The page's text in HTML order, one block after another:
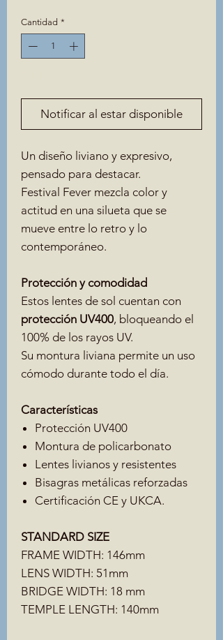
Cantidad *
Notificar al estar disponible
Un diseño liviano y expresivo,
pensado para destacar.
Festival Fever mezcla color y
actitud en una silueta que se
mueve entre lo retro y lo
contemporáneo.
Protección y comodidad
Estos lentes de sol cuentan con
protección UV400, bloqueando el
100% de los rayos UV.
Su montura liviana permite un uso
cómodo durante todo el día.
Características
Protección UV400
Montura de policarbonato
Lentes livianos y resistentes
Bisagras metálicas reforzadas
Certificación CE y UKCA.
STANDARD SIZE
FRAME WIDTH: 146mm
LENS WIDTH: 51mm
BRIDGE WIDTH: 18 mm
TEMPLE LENGTH: 140mm